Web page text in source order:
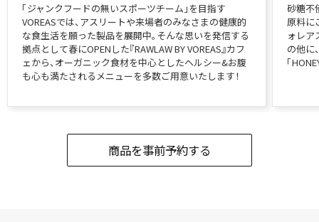
「ジャンクフードの無いスポーツチーム」を目指す
VOREASでは、アスリートや来場者のみなさまの健康的
な食生活を願った製品を展開中。そんな思いを発信する
拠点として春にOPENした『RAWLAW BY VOREAS』カフ
ェから、オーガニック食材を中心としたヘルシー&お腹
も心も満たされるメニューを多数ご用意いたします！
砂糖不
原料に
ォレア
の他に
「
商品を事前予約する